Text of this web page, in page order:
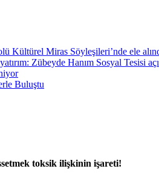
Kültürel Miras Söyleşileri’nde ele
Zübeyde Hanım Sosyal Tesisi
Buluştu
toksik ilişkinin işareti!